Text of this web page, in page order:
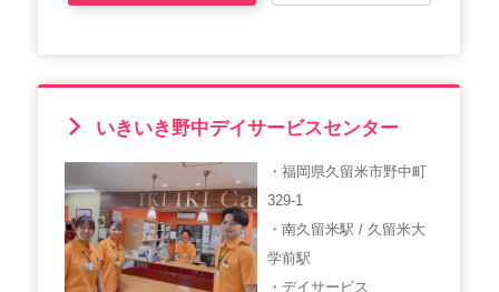
いきいき野中デイサービスセンター
・福岡県久留米市野中町
329-1
・南久留米駅 / 久留米大
学前駅
・デイサービス